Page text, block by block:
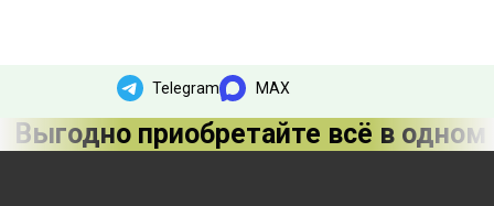
Telegram MAX
Выгодно приобретайте всё в